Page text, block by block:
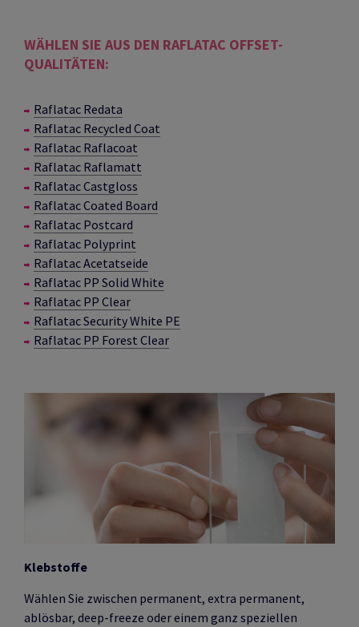
WÄHLEN SIE AUS DEN RAFLATAC OFFSET-
QUALITÄTEN:
Raflatac Redata
Raflatac Recycled Coat
Raflatac Raflacoat
Raflatac Raflamatt
Raflatac Castgloss
Raflatac Coated Board
Raflatac Postcard
Raflatac Polyprint
Raflatac Acetatseide
Raflatac PP Solid White
Raflatac PP Clear
Raflatac Security White PE
Raflatac PP Forest Clear
Klebstoffe
Wählen Sie zwischen permanent, extra permanent,
ablösbar, deep-freeze oder einem ganz speziellen